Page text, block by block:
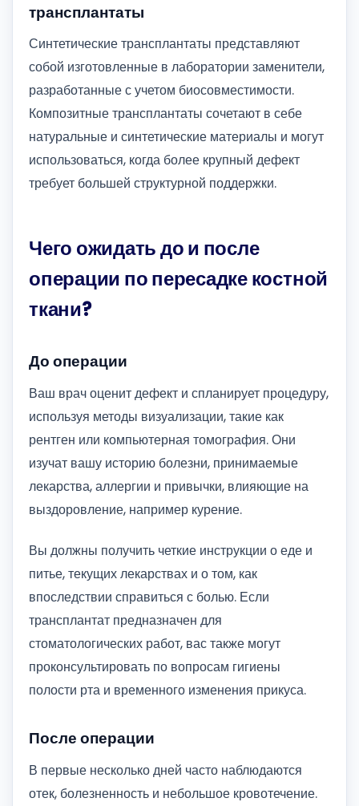
трансплантаты
Синтетические трансплантаты представляют
собой изготовленные в лаборатории заменители,
разработанные с учетом биосовместимости.
Композитные трансплантаты сочетают в себе
натуральные и синтетические материалы и могут
использоваться, когда более крупный дефект
требует большей структурной поддержки.
Чего ожидать до и после
операции по пересадке костной
ткани?
До операции
Ваш врач оценит дефект и спланирует процедуру,
используя методы визуализации, такие как
рентген или компьютерная томография. Они
изучат вашу историю болезни, принимаемые
лекарства, аллергии и привычки, влияющие на
выздоровление, например курение.
Вы должны получить четкие инструкции о еде и
питье, текущих лекарствах и о том, как
впоследствии справиться с болью. Если
трансплантат предназначен для
стоматологических работ, вас также могут
проконсультировать по вопросам гигиены
полости рта и временного изменения прикуса.
После операции
В первые несколько дней часто наблюдаются
отек, болезненность и небольшое кровотечение.